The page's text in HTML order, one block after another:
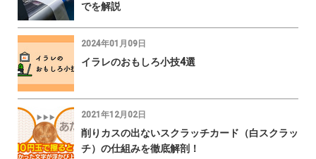
でを解説
2024年01月09日
イラレのおもしろ小技4選
2021年12月02日
削りカスの出ないスクラッチカード（白スクラッ
チ）の仕組みを徹底解剖！